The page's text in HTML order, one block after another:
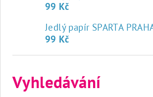
99 Kč
99 Kč
Vyhledávání